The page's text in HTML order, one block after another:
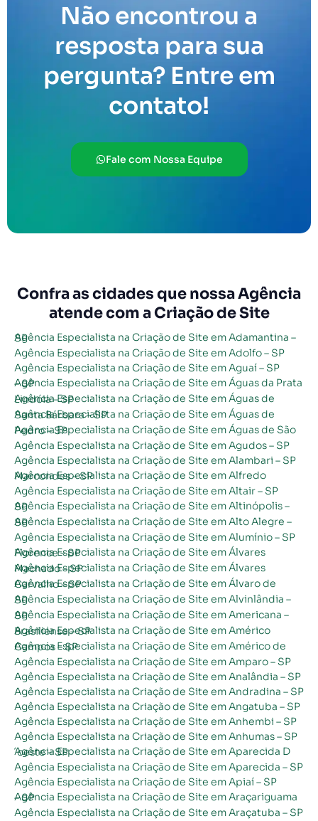
Não encontrou a
resposta para sua
pergunta? Entre em
contato!
Fale com Nossa Equipe
Confra as cidades que nossa Agência
atende com a Criação de Site
Agência Especialista na Criação de Site em Adamantina – SP
Agência Especialista na Criação de Site em Adolfo – SP
Agência Especialista na Criação de Site em Aguaí – SP
Agência Especialista na Criação de Site em Águas da Prata – SP
Agência Especialista na Criação de Site em Águas de Lindóia – SP
Agência Especialista na Criação de Site em Águas de Santa Bárbara – SP
Agência Especialista na Criação de Site em Águas de São Pedro – SP
Agência Especialista na Criação de Site em Agudos – SP
Agência Especialista na Criação de Site em Alambari – SP
Agência Especialista na Criação de Site em Alfredo Marcondes – SP
Agência Especialista na Criação de Site em Altair – SP
Agência Especialista na Criação de Site em Altinópolis – SP
Agência Especialista na Criação de Site em Alto Alegre – SP
Agência Especialista na Criação de Site em Alumínio – SP
Agência Especialista na Criação de Site em Álvares Florence – SP
Agência Especialista na Criação de Site em Álvares Machado – SP
Agência Especialista na Criação de Site em Álvaro de Carvalho – SP
Agência Especialista na Criação de Site em Alvinlândia – SP
Agência Especialista na Criação de Site em Americana – SP
Agência Especialista na Criação de Site em Américo Brasiliense – SP
Agência Especialista na Criação de Site em Américo de Campos – SP
Agência Especialista na Criação de Site em Amparo – SP
Agência Especialista na Criação de Site em Analândia – SP
Agência Especialista na Criação de Site em Andradina – SP
Agência Especialista na Criação de Site em Angatuba – SP
Agência Especialista na Criação de Site em Anhembi – SP
Agência Especialista na Criação de Site em Anhumas – SP
Agência Especialista na Criação de Site em Aparecida D´oeste – SP
Agência Especialista na Criação de Site em Aparecida – SP
Agência Especialista na Criação de Site em Apiaí – SP
Agência Especialista na Criação de Site em Araçariguama – SP
Agência Especialista na Criação de Site em Araçatuba – SP